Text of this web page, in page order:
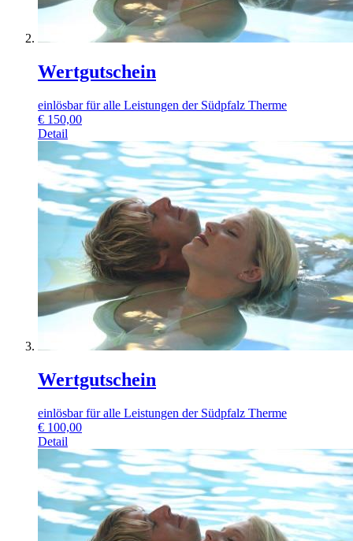
Wertgutschein
einlösbar für alle Leistungen der Südpfalz Therme
€ 150,00
Detail
Wertgutschein
einlösbar für alle Leistungen der Südpfalz Therme
€ 100,00
Detail